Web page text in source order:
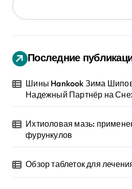
Последние
Шины Hankook Зима
Надежный Партнёр на
Ихтиоловая мазь:
фурункулов
Обзор таблеток для